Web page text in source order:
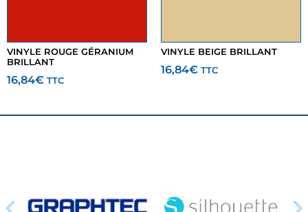
VINYLE ROUGE GÉRANIUM
BRILLANT
16,84€ TTC
VINYLE BEIGE BRILLANT
16,84€ TTC